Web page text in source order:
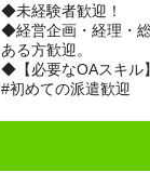
◆未経験者歓迎！
◆経営企画・経理・
ある方歓迎。
◆【必要なOAスキル
#初めての派遣歓迎